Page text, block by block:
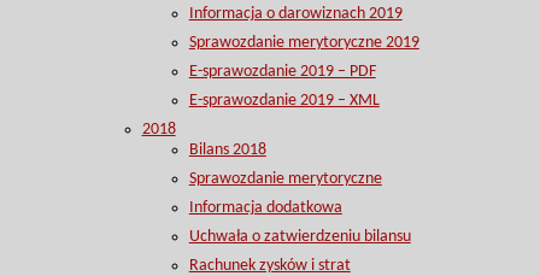
Informacja o darowiznach 2019
Sprawozdanie merytoryczne 2019
E-sprawozdanie 2019 – PDF
E-sprawozdanie 2019 – XML
2018
Bilans 2018
Sprawozdanie merytoryczne
Informacja dodatkowa
Uchwała o zatwierdzeniu bilansu
Rachunek zysków i strat